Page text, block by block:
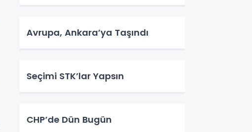
Avrupa, Ankara’ya Taşındı
Seçimi STK’lar Yapsın
CHP’de Dün Bugün